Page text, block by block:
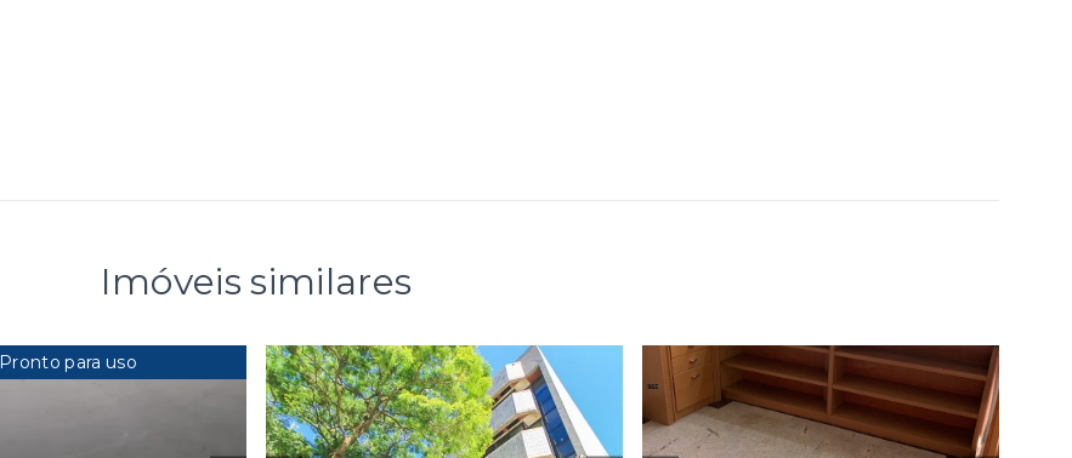
Imóveis similares
Pronto para uso